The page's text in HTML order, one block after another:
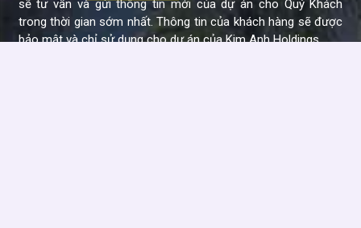
sẽ tư vấn và gửi thông tin mới của dự án cho Quý Khách
trong thời gian sớm nhất. Thông tin của khách hàng sẽ được
bảo mật và chỉ sử dụng cho dự án của Kim Anh Holdings.